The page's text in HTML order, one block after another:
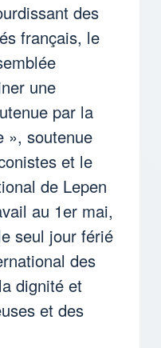
des
français, le
une
par la
», soutenue
et le
de Lepen
au 1er mai,
seul jour férié
des
dignité et
et des